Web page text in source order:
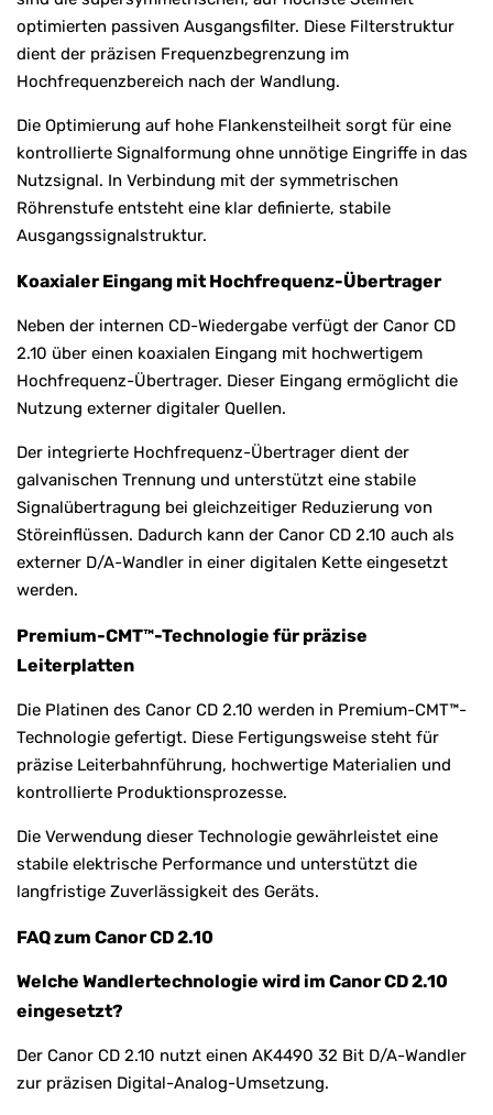
optimierten passiven Ausgangsfilter. Diese Filterstruktur
dient der präzisen Frequenzbegrenzung im
Hochfrequenzbereich nach der Wandlung.
Die Optimierung auf hohe Flankensteilheit sorgt für eine
kontrollierte Signalformung ohne unnötige Eingriffe in das
Nutzsignal. In Verbindung mit der symmetrischen
Röhrenstufe entsteht eine klar definierte, stabile
Ausgangssignalstruktur.
Koaxialer Eingang mit Hochfrequenz-Übertrager
Neben der internen CD-Wiedergabe verfügt der Canor CD
2.10 über einen koaxialen Eingang mit hochwertigem
Hochfrequenz-Übertrager. Dieser Eingang ermöglicht die
Nutzung externer digitaler Quellen.
Der integrierte Hochfrequenz-Übertrager dient der
galvanischen Trennung und unterstützt eine stabile
Signalübertragung bei gleichzeitiger Reduzierung von
Störeinflüssen. Dadurch kann der Canor CD 2.10 auch als
externer D/A-Wandler in einer digitalen Kette eingesetzt
werden.
Premium-CMT™-Technologie für präzise
Leiterplatten
Die Platinen des Canor CD 2.10 werden in Premium-CMT™-
Technologie gefertigt. Diese Fertigungsweise steht für
präzise Leiterbahnführung, hochwertige Materialien und
kontrollierte Produktionsprozesse.
Die Verwendung dieser Technologie gewährleistet eine
stabile elektrische Performance und unterstützt die
langfristige Zuverlässigkeit des Geräts.
FAQ zum Canor CD 2.10
Welche Wandlertechnologie wird im Canor CD 2.10
eingesetzt?
Der Canor CD 2.10 nutzt einen AK4490 32 Bit D/A-Wandler
zur präzisen Digital-Analog-Umsetzung.